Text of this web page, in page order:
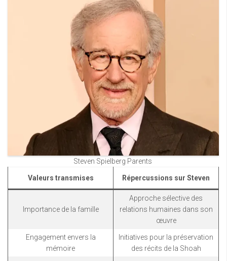
Steven Spielberg Parents
Valeurs transmises Répercussions sur Steven
Importance de la famille
Approche sélective des
relations humaines dans son
œuvre
Engagement envers la
mémoire
Initiatives pour la préservation
des récits de la Shoah